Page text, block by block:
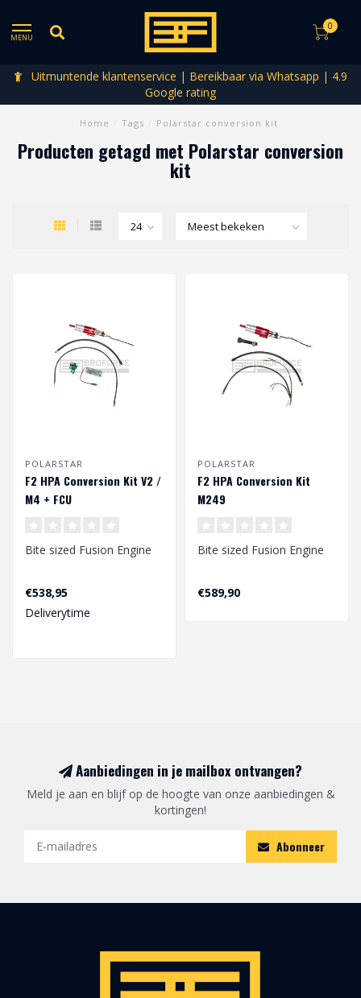
MENU
0
Uitmuntende klantenservice | Bereikbaar via Whatsapp | 4.9
Google rating
Home Tags Polarstar conversion kit
Producten getagd met Polarstar conversion
kit
POLARSTAR
F2 HPA Conversion Kit V2 /
M4 + FCU
Bite sized Fusion Engine
Winnaar van de "Best HPA
Engine" in de 9e Airsoft
Pl..
€538,95
Deliverytime
POLARSTAR
F2 HPA Conversion Kit
M249
Bite sized Fusion Engine
Winnaar van de "Best HPA
Engine" in de 9e Airsoft
€589,90
Aanbiedingen in je mailbox ontvangen?
Meld je aan en blijf op de hoogte van onze aanbiedingen &
kortingen!
Abonneer